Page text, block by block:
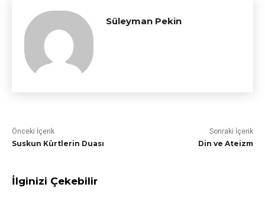
Süleyman Pekin
Önceki İçerik
Suskun Kürtlerin Duası
Sonraki İçerik
Din ve Ateizm
İlginizi Çekebilir